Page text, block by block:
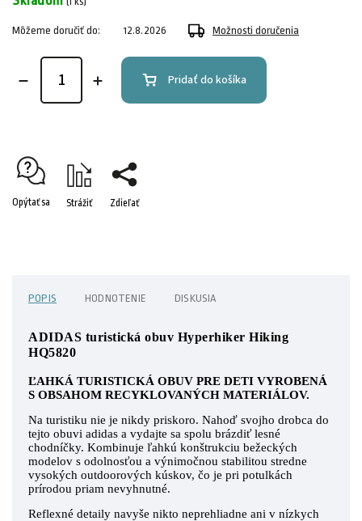
Môžeme doručiť do: 12.8.2026 Možnosti doručenia
Pridať do košíka
Opýtať sa Strážiť Zdieľať
POPIS HODNOTENIE DISKUSIA
ADIDAS turistická obuv Hyperhiker Hiking
HQ5820
ĽAHKÁ TURISTICKÁ OBUV PRE DETI VYROBENÁ
S OBSAHOM RECYKLOVANÝCH MATERIÁLOV.
Na turistiku nie je nikdy priskoro. Nahoď svojho drobca do
tejto obuvi adidas a vydajte sa spolu brázdiť lesné
chodníčky. Kombinuje ľahkú konštrukciu bežeckých
modelov s odolnosťou a výnimočnou stabilitou stredne
vysokých outdoorových kúskov, čo je pri potulkách
prírodou priam nevyhnutné.
Reflexné detaily navyše nikto neprehliadne ani v nízkych